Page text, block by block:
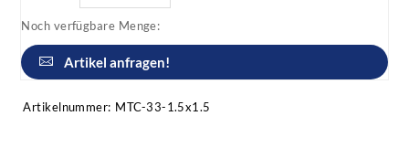
Noch verfügbare Menge:
Artikel anfragen!
Artikelnummer: MTC-33-1.5x1.5